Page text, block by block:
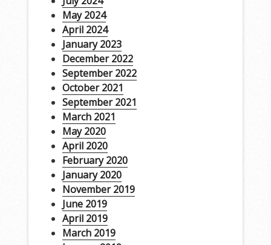
May 2024
April 2024
January 2023
December 2022
September 2022
October 2021
September 2021
March 2021
May 2020
April 2020
February 2020
January 2020
November 2019
June 2019
April 2019
March 2019